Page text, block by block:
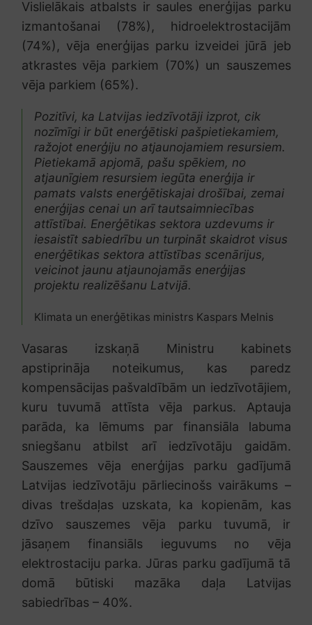
Vislielākais atbalsts ir saules enerģijas parku
izmantošanai (78%), hidroelektrostacijām
(74%), vēja enerģijas parku izveidei jūrā jeb
atkrastes vēja parkiem (70%) un sauszemes
vēja parkiem (65%).
Pozitīvi, ka Latvijas iedzīvotāji izprot, cik
nozīmīgi ir būt enerģētiski pašpietiekamiem,
ražojot enerģiju no atjaunojamiem resursiem.
Pietiekamā apjomā, pašu spēkiem, no
atjaunīgiem resursiem iegūta enerģija ir
pamats valsts enerģētiskajai drošībai, zemai
enerģijas cenai un arī tautsaimniecības
attīstībai. Enerģētikas sektora uzdevums ir
iesaistīt sabiedrību un turpināt skaidrot visus
enerģētikas sektora attīstības scenārijus,
veicinot jaunu atjaunojamās enerģijas
projektu realizēšanu Latvijā.
Klimata un enerģētikas ministrs Kaspars Melnis
Vasaras izskaņā Ministru kabinets
apstiprināja noteikumus, kas paredz
kompensācijas pašvaldībām un iedzīvotājiem,
kuru tuvumā attīsta vēja parkus. Aptauja
parāda, ka lēmums par finansiāla labuma
sniegšanu atbilst arī iedzīvotāju gaidām.
Sauszemes vēja enerģijas parku gadījumā
Latvijas iedzīvotāju pārliecinošs vairākums –
divas trešdaļas uzskata, ka kopienām, kas
dzīvo sauszemes vēja parku tuvumā, ir
jāsaņem finansiāls ieguvums no vēja
elektrostaciju parka. Jūras parku gadījumā tā
domā būtiski mazāka daļa Latvijas
sabiedrības – 40%.